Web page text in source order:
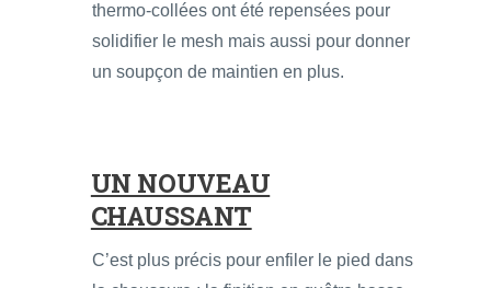
thermo-collées ont été repensées pour
solidifier le mesh mais aussi pour donner
un soupçon de maintien en plus.
UN NOUVEAU
CHAUSSANT
C’est plus précis pour enfiler le pied dans